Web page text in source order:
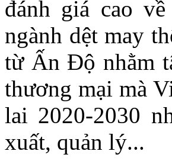
đánh giá cao
ngành dệt may
từ Ấn Độ nhằm
thương mại mà
lai 2020-2030
xuất, quản lý...